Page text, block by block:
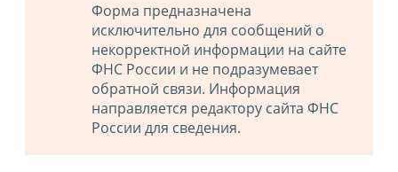
Форма предназначена
исключительно для сообщений о
некорректной информации на сайте
ФНС России и не подразумевает
обратной связи. Информация
направляется редактору сайта ФНС
России для сведения.